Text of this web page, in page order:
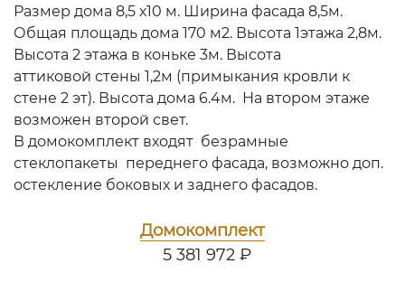
Размер дома 8,5 х10 м. Ширина фасада 8,5м.
Общая площадь дома 170 м2. Высота 1этажа 2,8м.
Высота 2 этажа в коньке 3м. Высота
аттиковой стены 1,2м (примыкания кровли к
стене 2 эт). Высота дома 6.4м. На втором этаже
возможен второй свет.
В домокомплект входят безрамные
стеклопакеты переднего фасада, возможно доп.
остекление боковых и заднего фасадов.
Домокомплект
5 381 972 ₽